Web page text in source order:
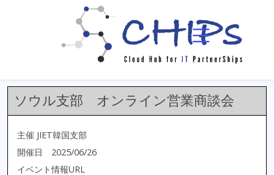
イベント詳細
ソウル支部 オンライン営業商談会
主催 JIET韓国支部
開催日 2025/06/26
イベント情報URL